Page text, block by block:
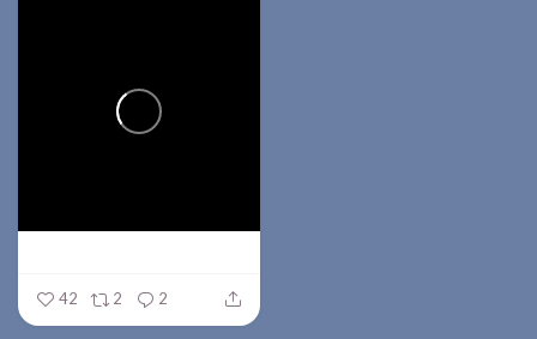
42 2 2